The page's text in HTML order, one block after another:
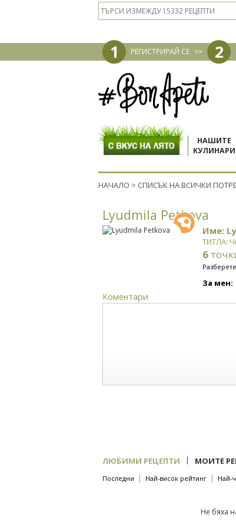
1 РЕГИСТРИРАЙ СЕ >> 2
НАШИТЕ
КУЛИНАРИ
НАЧАЛО > СПИСЪК НА ВСИЧКИ
Lyudmila Petkova
Име:
ТИТЛА:
6
За мен:
Коментари
ЛЮБИМИ РЕЦЕПТИ | МОИТЕ
Последни | Най-висок рейтинг | Най-
Не бяха